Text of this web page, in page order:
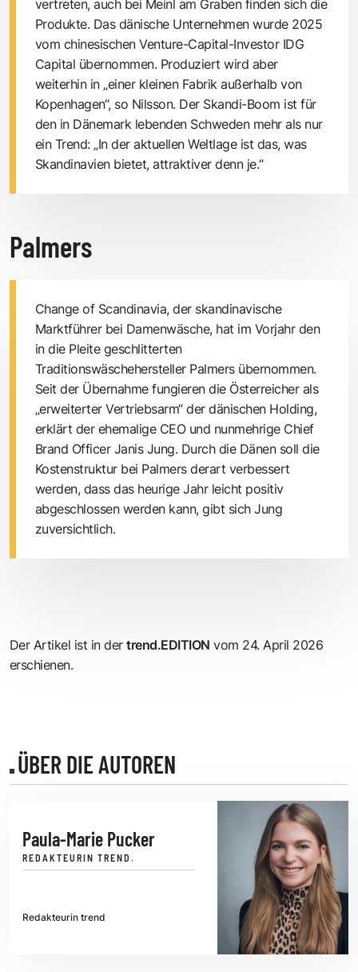
vertreten, auch bei Meinl am Graben finden sich die
Produkte. Das dänische Unternehmen wurde 2025
vom chinesischen Venture-Capital-Investor IDG
Capital übernommen. Produziert wird aber
weiterhin in „einer kleinen Fabrik außerhalb von
Kopenhagen“, so Nilsson. Der Skandi-Boom ist für
den in Dänemark lebenden Schweden mehr als nur
ein Trend: „In der aktuellen Weltlage ist das, was
Skandinavien bietet, attraktiver denn je.“
Palmers
Change of Scandinavia, der skandinavische
Marktführer bei Damenwäsche, hat im Vorjahr den
in die Pleite geschlitterten
Traditionswäschehersteller Palmers übernommen.
Seit der Übernahme fungieren die Österreicher als
„erweiterter Vertriebsarm“ der dänischen Holding,
erklärt der ehemalige CEO und nunmehrige Chief
Brand Officer Janis Jung. Durch die Dänen soll die
Kostenstruktur bei Palmers derart verbessert
werden, dass das heurige Jahr leicht positiv
abgeschlossen werden kann, gibt sich Jung
zuversichtlich.
Der Artikel ist in dertrend.EDITION vom 24. April 2026
erschienen.
ÜBER DIE AUTOREN
Paula-Marie Pucker
REDAKTEURIN TREND.
Redakteurin trend